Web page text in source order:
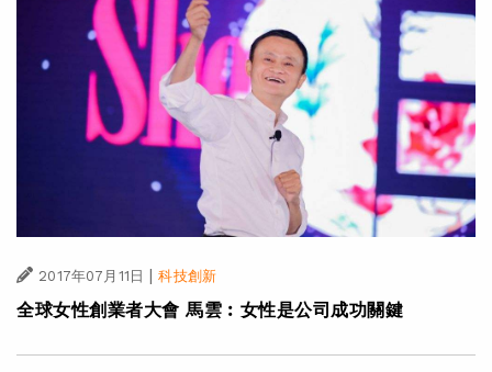
2017年07月11日 | 科技創新
全球女性創業者大會 馬雲︰女性是公司成功關鍵